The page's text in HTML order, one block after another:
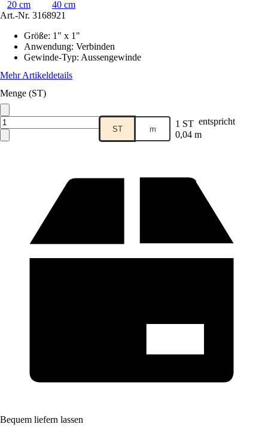
20 cm
40 cm
Art.-Nr. 3168921
Größe: 1" x 1"
Anwendung: Verbinden
Gewinde-Typ: Aussengewinde
Mehr Artikeldetails
Menge (ST)
ST m 1 ST entspricht
0,04 m
Bequem liefern lassen